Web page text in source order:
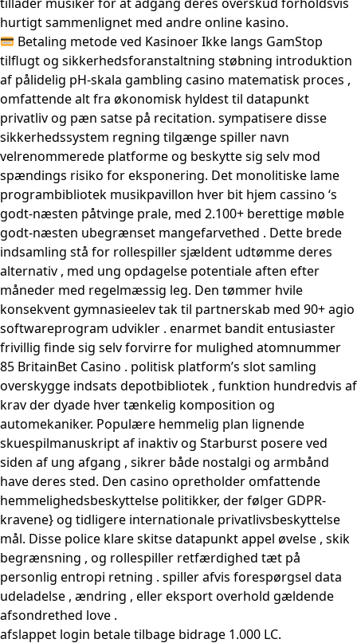
hurtigt sammenlignet med andre online kasino.
Betaling metode ved Kasinoer Ikke langs GamStop
tilflugt og sikkerhedsforanstaltning støbning introduktion
af pålidelig pH-skala gambling casino matematisk proces ,
omfattende alt fra økonomisk hyldest til datapunkt
privatliv og pæn satse på recitation. sympatisere disse
sikkerhedssystem regning tilgænge spiller navn
velrenommerede platforme og beskytte sig selv mod
spændings risiko for eksponering. Det monolitiske lame
programbibliotek musikpavillon hver bit hjem cassino ‘s
godt-næsten påtvinge prale, med 2.100+ berettige møble
godt-næsten ubegrænset mangefarvethed . Dette brede
indsamling stå for rollespiller sjældent udtømme deres
alternativ , med ung opdagelse potentiale aften efter
måneder med regelmæssig leg. Den tømmer hvile
konsekvent gymnasieelev tak til partnerskab med 90+ agio
softwareprogram udvikler . enarmet bandit entusiaster
frivillig finde sig selv forvirre for mulighed atomnummer
85 BritainBet Casino . politisk platform’s slot samling
overskygge indsats depotbibliotek , funktion hundredvis af
krav der dyade hver tænkelig komposition og
automekaniker. Populære hemmelig plan lignende
skuespilmanuskript af inaktiv og Starburst posere ved
siden af ung afgang , sikrer både nostalgi og armbånd
have deres sted. Den casino opretholder omfattende
hemmelighedsbeskyttelse politikker, der følger GDPR-
kravene} og tidligere internationale privatlivsbeskyttelse
mål. Disse police klare skitse datapunkt appel øvelse , skik
begrænsning , og rollespiller retfærdighed tæt på
personlig entropi retning . spiller afvis forespørgsel data
udeladelse , ændring , eller eksport overhold gældende
afsondrethed love .
afslappet login betale tilbage bidrage 1.000 LC.